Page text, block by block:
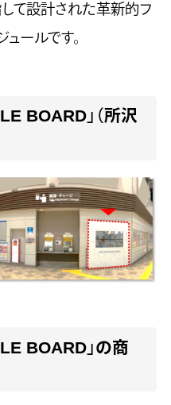
て設計された革新的フ
ールです。
BOARD」（所沢
BOARD」の商